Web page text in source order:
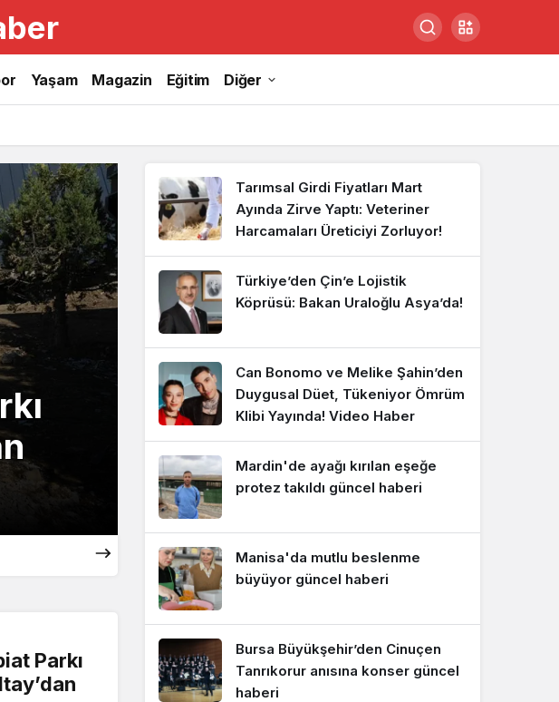
Yaşam Magazin Eğitim Diğer
Yerli Tekstil Kalkanı!
Bakanlığı’ndan İplik
Damping İncelemesi!
Parkı
Tarımsal Girdi Fiyatları Mart
Ayında Zirve Yaptı: Veteriner
Harcamaları Üreticiyi Zorluyor!
Türkiye’den Çin’e Lojistik
Köprüsü: Bakan Uraloğlu Asya’da!
Can Bonomo ve Melike Şahin’den
Duygusal Düet, Tükeniyor Ömrüm
Klibi Yayında! Video Haber
Mardin'de ayağı kırılan eşeğe
protez takıldı güncel haberi
Manisa'da mutlu beslenme
büyüyor güncel haberi
Bursa Büyükşehir’den Cinuçen
Tanrıkorur anısına konser güncel
haberi